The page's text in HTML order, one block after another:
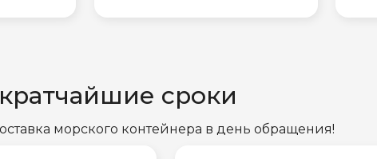
сроки
морского контейнера в день обращения!